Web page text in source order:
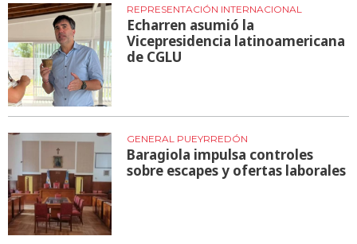
REPRESENTACIÓN INTERNACIONAL
Echarren asumió la
Vicepresidencia latinoamericana
de CGLU
GENERAL PUEYRREDÓN
Baragiola impulsa controles
sobre escapes y ofertas laborales